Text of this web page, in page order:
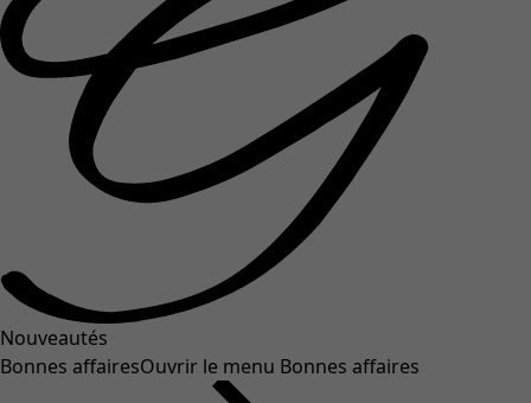
Nouveautés
Bonnes affairesOuvrir le menu Bonnes affaires